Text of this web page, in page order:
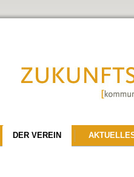
DER VEREIN